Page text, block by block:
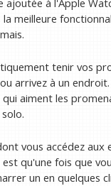
ajoutée à l'Apple
meilleure
tenir vos
arrivez à un endroit.
aiment les
vous accédez
qu'une fois que
un en quelques